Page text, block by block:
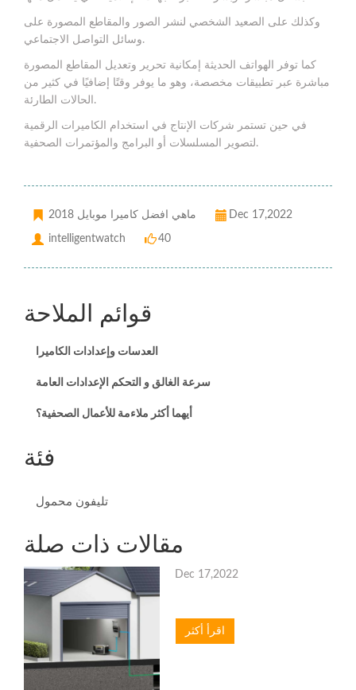
وكذلك على الصعيد الشخصي لنشر الصور والمقاطع المصورة على
وسائل التواصل الاجتماعي.
كما توفر الهواتف الحديثة إمكانية تحرير وتعديل المقاطع المصورة
مباشرة عبر تطبيقات مخصصة، وهو ما يوفر وقتًا إضافيًا في كثير من
الحالات الطارئة.
في حين تستمر شركات الإنتاج في استخدام الكاميرات الرقمية
لتصوير المسلسلات أو البرامج والمؤتمرات الصحفية.
ماهي افضل كاميرا موبايل 2018 Dec 17,2022
intelligentwatch 40
قوائم الملاحة
العدسات وإعدادات الكاميرا
سرعة الغالق و التحكم الإعدادات العامة
أيهما أكثر ملاءمة للأعمال الصحفية؟
فئة
تليفون محمول
مقالات ذات صلة
Dec 17,2022
اقرأ أكثر